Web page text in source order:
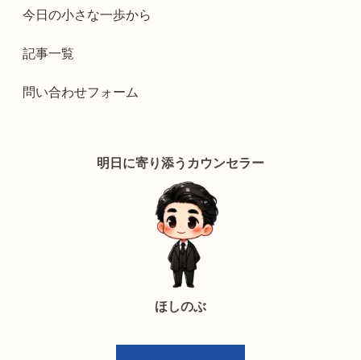
今日の小さな一歩から
記事一覧
問い合わせフォーム
明日に寄り添うカウンセラー
ほしのぶ